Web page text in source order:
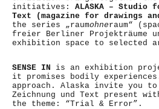
initiatives: ALASKA –
Text (magazine for drawings
the series „raumohneraum“
freier Berliner Projekträume
exhibition space to
SENSE IN is an exhibition
it promises bodily
approach. Alaska invite you
Zeichnung und Text present
the theme: “Trial & Error”.